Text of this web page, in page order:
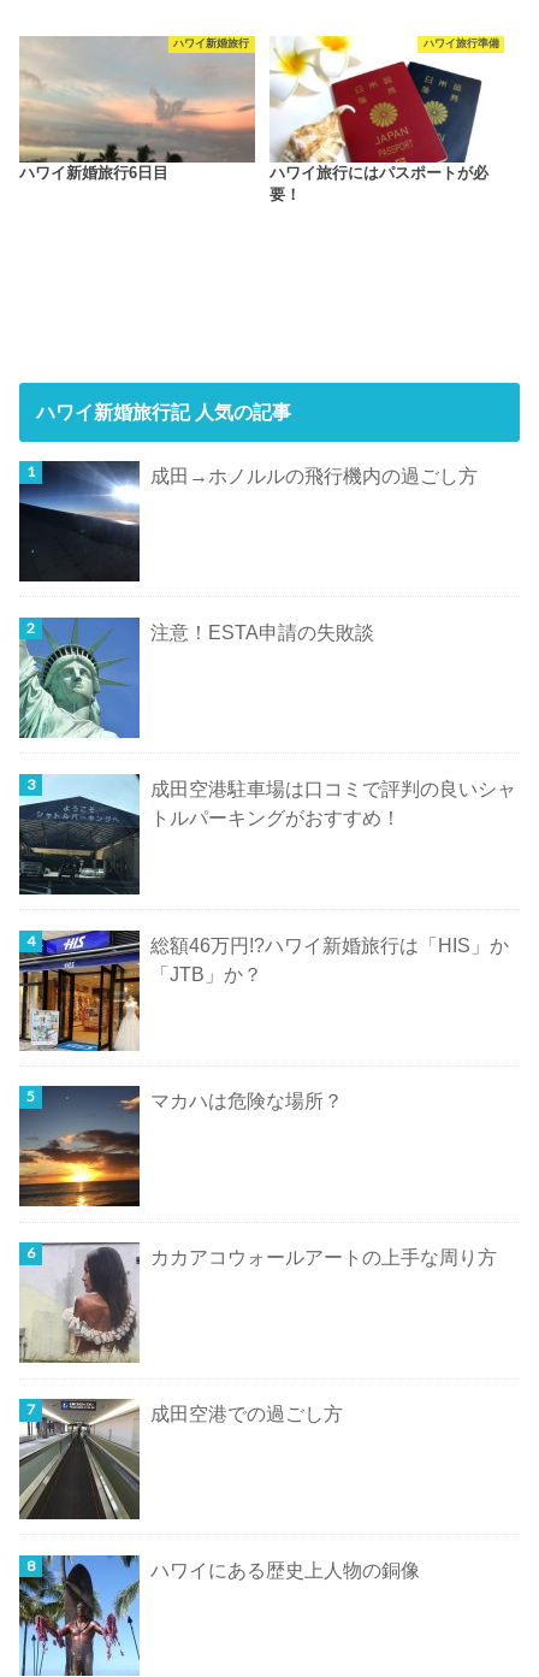
ハワイ新婚旅行
ハワイ新婚旅行6日目
ハワイ旅行準備
ハワイ旅行にはパスポートが必
要！
ハワイ新婚旅行記 人気の記事
成田→ホノルルの飛行機内の過ごし方
注意！ESTA申請の失敗談
成田空港駐車場は口コミで評判の良いシャ
トルパーキングがおすすめ！
総額46万円!?ハワイ新婚旅行は「HIS」か
「JTB」か？
マカハは危険な場所？
カカアコウォールアートの上手な周り方
成田空港での過ごし方
ハワイにある歴史上人物の銅像